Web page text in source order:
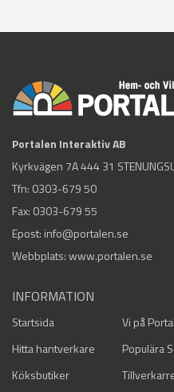
Portalen Interaktiv AB
Kyrkvägen 7A 444 31
Tfn: 0303-679 50
Fax: 0303-679 55
Epost: info@portalen.se
Webbplats: www.portalen.se
INFORMATION
Startsida Vi på
Hitta hantverkare
Populära
Köksbutiker